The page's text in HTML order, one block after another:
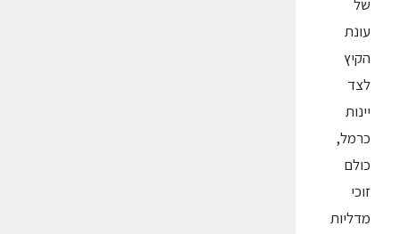
של
עונת
הקיץ
לצד
יינות
כרמל,
כולם
זוכי
מדליות